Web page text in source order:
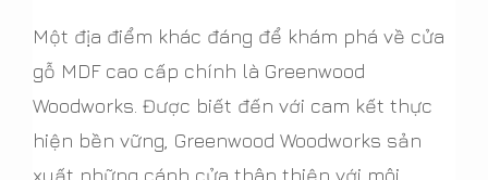
Một địa điểm khác đáng để khám phá về cửa
gỗ MDF cao cấp chính là Greenwood
Woodworks. Được biết đến với cam kết thực
hiện bền vững, Greenwood Woodworks sản
xuất những cánh cửa thân thiện với môi